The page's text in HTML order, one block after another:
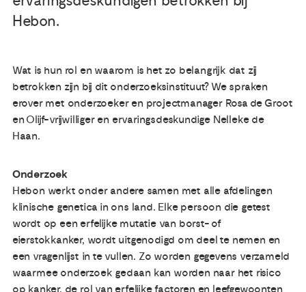
Hebon.
Wat is hun rol en waarom is het zo belangrijk dat zij
betrokken zijn bij dit onderzoeksinstituut? We spraken
erover met onderzoeker en projectmanager Rosa de Groot
en Olijf-vrijwilliger en ervaringsdeskundige Nelleke de
Haan.
Onderzoek
Hebon werkt onder andere samen met alle afdelingen
klinische genetica in ons land. Elke persoon die getest
wordt op een erfelijke mutatie van borst- of
eierstokkanker, wordt uitgenodigd om deel te nemen en
een vragenlijst in te vullen. Zo worden gegevens verzameld
waarmee onderzoek gedaan kan worden naar het risico